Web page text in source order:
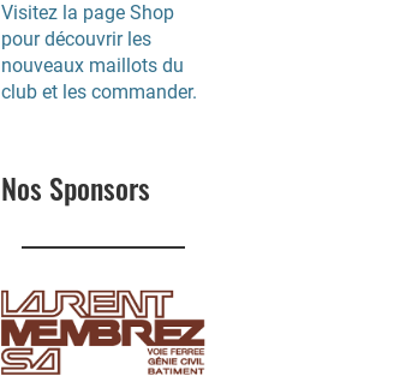
Visitez la page Shop
pour découvrir les
nouveaux maillots du
club et les commander.
Nos Sponsors